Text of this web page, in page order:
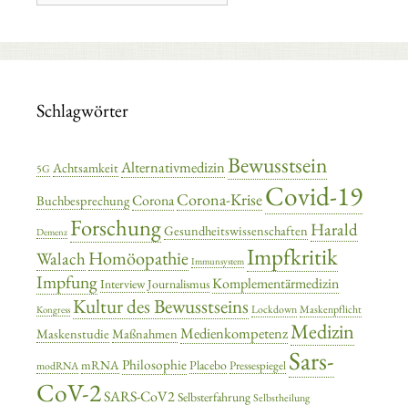
Schlagwörter
5G AchtsamkeitAlternativmedizinBewusstsein
BuchbesprechungCoronaCorona-KriseCovid-19
Demenz ForschungGesundheitswissenschaften Harald
Walach Homöopathie Immunsystem Impfkritik
ImpfungInterviewJournalismusKomplementärmedizin
Kongress Kultur des Bewusstseins LockdownMaskenpflicht
MaskenstudieMaßnahmen MedienkompetenzMedizin
modRNAmRNAPhilosophiePlaceboPressespiegel Sars-
CoV-2SARS-CoV2SelbsterfahrungSelbstheilung